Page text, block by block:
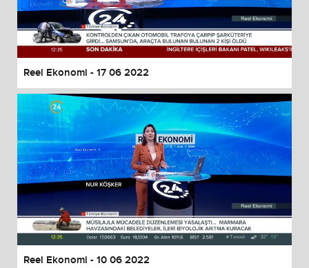
Reel Ekonomi - 17 06 2022
Reel Ekonomi - 10 06 2022